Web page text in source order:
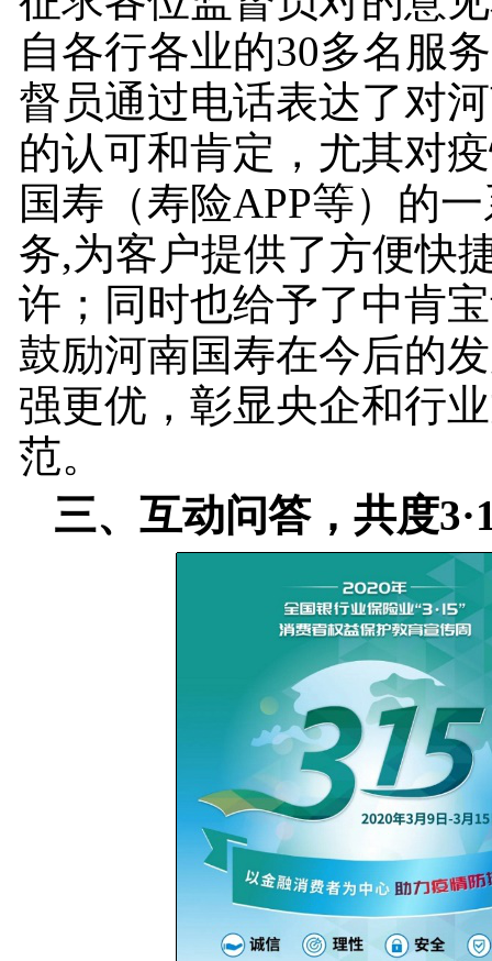
自各行各业的30多名服
督员通过电话表达了对
的认可和肯定，尤其对
国寿（寿险APP等）的
务,为客户提供了方便快
许；同时也给予了中肯
鼓励河南国寿在今后的
强更优，彰显央企和行
范。
三、互动问答，共度